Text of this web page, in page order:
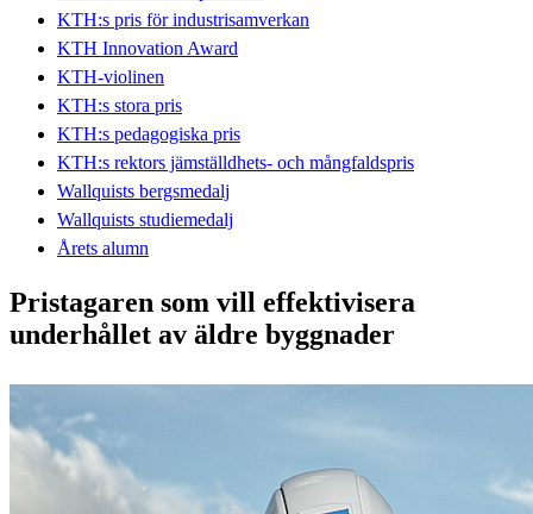
KTH:s pris för industrisamverkan
KTH Innovation Award
KTH-violinen
KTH:s stora pris
KTH:s pedagogiska pris
KTH:s rektors jämställdhets- och mångfaldspris
Wallquists bergsmedalj
Wallquists studiemedalj
Årets alumn
Pristagaren som vill effektivisera
underhållet av äldre byggnader